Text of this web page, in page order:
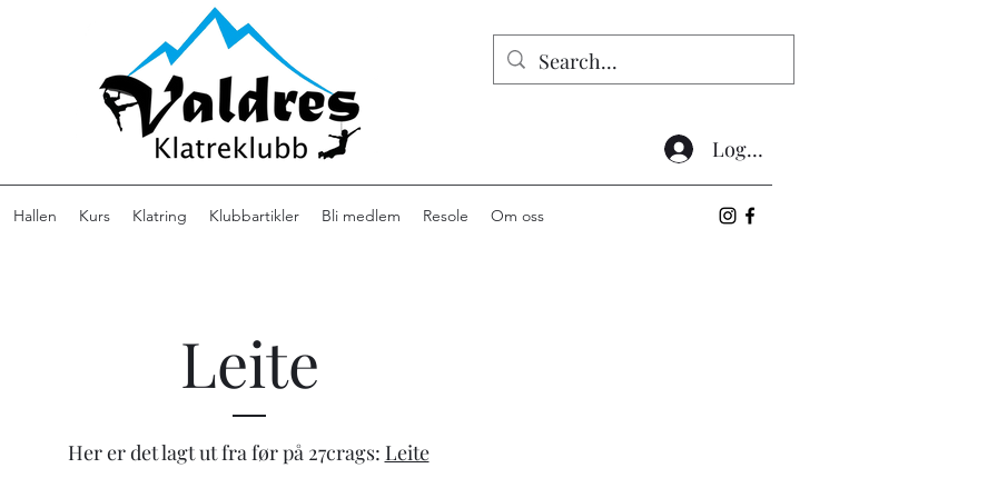
Logg inn
Hallen Kurs Klatring Klubbartikler Bli medlem Resole Om oss
Leite
Her er det lagt ut fra før på 27crags: Leite